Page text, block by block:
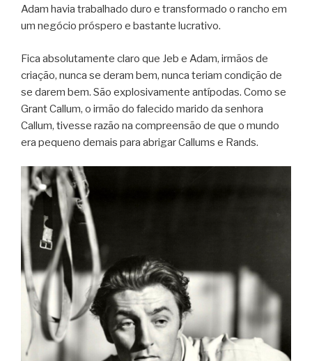
Adam havia trabalhado duro e transformado o rancho em
um negócio próspero e bastante lucrativo.
Fica absolutamente claro que Jeb e Adam, irmãos de
criação, nunca se deram bem, nunca teriam condição de
se darem bem. São explosivamente antípodas. Como se
Grant Callum, o irmão do falecido marido da senhora
Callum, tivesse razão na compreensão de que o mundo
era pequeno demais para abrigar Callums e Rands.